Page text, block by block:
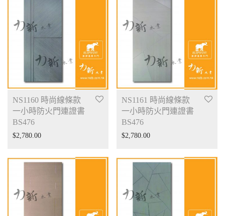
NS1160 時尚線條款
一小時防火門連證書
BS476
$2,780.00
NS1161 時尚線條款
一小時防火門連證書
BS476
$2,780.00